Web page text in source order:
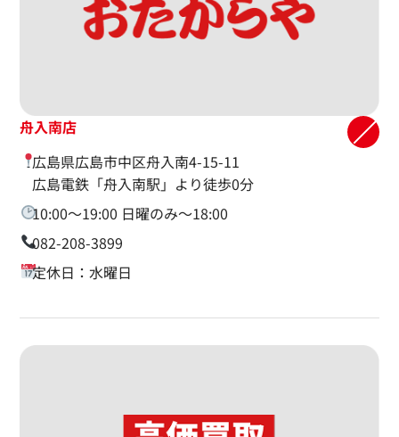
舟入南店
広島県広島市中区舟入南4-15-11
広島電鉄「舟入南駅」より徒歩0分
10:00〜19:00 日曜のみ〜18:00
082-208-3899
定休日：水曜日